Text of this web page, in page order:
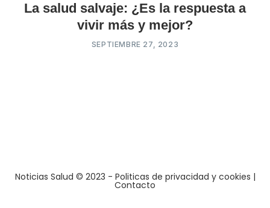
La salud salvaje: ¿Es la respuesta a
vivir más y mejor?
SEPTIEMBRE 27, 2023
Noticias Salud © 2023 - Politicas de privacidad y cookies |
Contacto